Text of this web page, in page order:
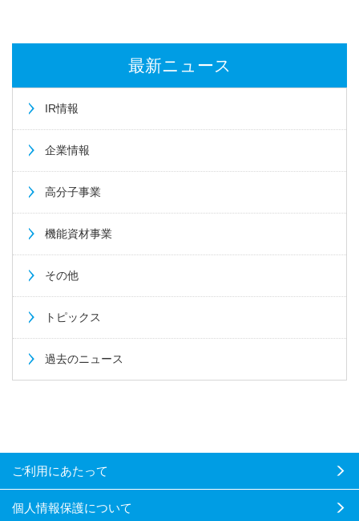
最新ニュース
IR情報
企業情報
高分子事業
機能資材事業
その他
トピックス
過去のニュース
ご利用にあたって
個人情報保護について